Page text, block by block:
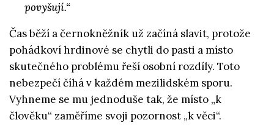
povyšují.“
Čas běží a černokněžník už začíná slavit, protože
pohádkoví hrdinové se chytli do pasti a místo
skutečného problému řeší osobní rozdíly. Toto
nebezpečí číhá v každém mezilidském sporu.
Vyhneme se mu jednoduše tak, že místo „k
člověku“ zaměříme svoji pozornost „k věci“.